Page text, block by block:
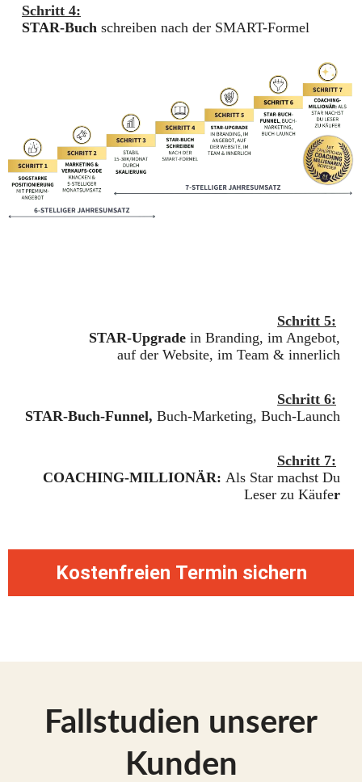
Schritt 4:
STAR-Buch schreiben nach der SMART-Formel
Schritt 5:
STAR-Upgrade in Branding, im Angebot,
auf der Website, im Team & innerlich
Schritt 6:
STAR-Buch-Funnel, Buch-Marketing, Buch-Launch
Schritt 7:
COACHING-MILLIONÄR: Als Star machst Du
Leser zu Käufer
Kostenfreien Termin sichern
Fallstudien unserer
Kunden